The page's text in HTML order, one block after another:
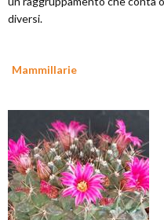
diversi.
Mammillarie